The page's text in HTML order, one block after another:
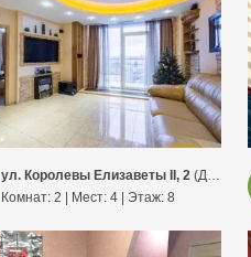
ул. Королевы Елизаветы ІІ, 2 (Днепр)
Комнат: 2 | Мест: 4 | Этаж: 8